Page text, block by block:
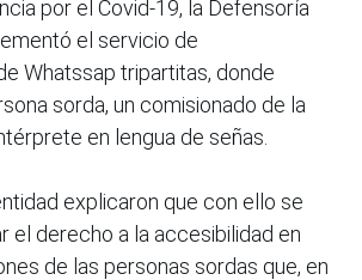
por el Covid-19, la Defensoría
el servicio de
Whatssap tripartitas, donde
sorda, un comisionado de la
en lengua de señas.
explicaron que con ello se
el derecho a la accesibilidad en
de las personas sordas que, en